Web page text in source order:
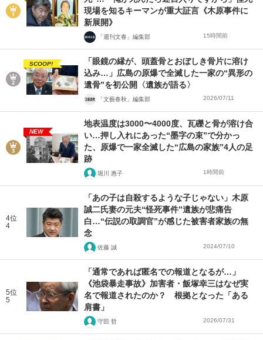
現場を知るキーマンが重大証言《木原事件に
新展開》
「週刊文春」編集部 15時間前
SCOOP!
「眼鏡の縁が、頭蓋骨とおぼしき骨片に溶け
込み…」広島の原爆で全滅した一家の“異形の
遺骨”を初公開〈遺族が語る〉
「文藝春秋」編集部 2026/07/11
NEW
地表温度は3000〜4000度、瓦礫と骨が溶け合
い…押し入れにあった“墨字の束”で分かっ
た、原爆で一家全滅した“広島の家族”4人の足
跡
堀川 惠子 1時間前
4位
4
「あの子は自殺するような子じゃない」木原
誠二氏妻の元夫“怪死事件”遺族が悲痛告
白…“伝説の取調官”が感じた被害者家族の無
念
佐藤 誠 2024/07/10
5位
5
「通常であれば匿名での報道となるが…」
《池袋暴走事故》加害者・飯塚幸三はなぜ実
名で報道されたのか？ 根拠となった「ある
肩書」
守田 哲 2026/07/31